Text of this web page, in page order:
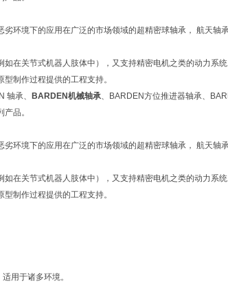
环境下的应用在广泛的市场领域的超精密球轴承， 航天轴承
如在关节式机器人肢体中），又支持精密电机之类的动力系
制作过程提供的工程支持。
轴承、
BARDEN机械轴承、BARDEN方位推进器轴承、
品。
环境下的应用在广泛的市场领域的超精密球轴承， 航天轴承
如在关节式机器人肢体中），又支持精密电机之类的动力系
制作过程提供的工程支持。
用于诸多环境。